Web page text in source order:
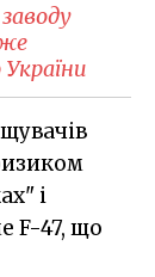
і
F-47, що